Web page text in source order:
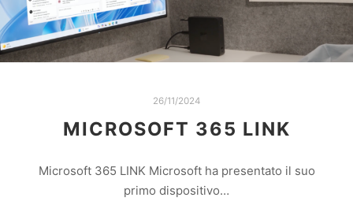
26/11/2024
MICROSOFT 365 LINK
Microsoft 365 LINK Microsoft ha presentato il suo
primo dispositivo…